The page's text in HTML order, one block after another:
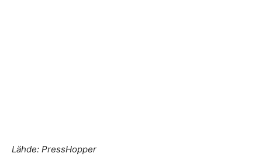
Lähde: PressHopper